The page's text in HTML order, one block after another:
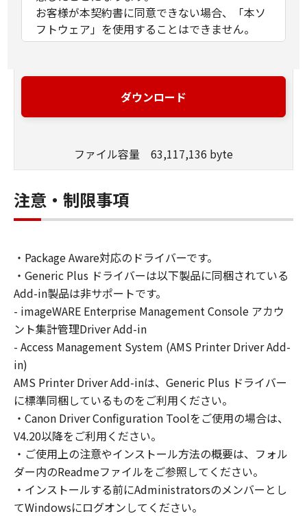
お客様が本契約書に同意できない場合、「本ソ
フトウェア」を使用することはできません。
(1) キヤノンは、お客様が「キヤノン製品」を利
用する目的のために、「キヤノン製品」に直接
（本契約書においては、「本ソフトウェア」を
ること、またはコンピューターにおいて表示す
ること、アクセスすること、もしくは実行する
ことのいずれも含むものとします。）するため
お客様は、また「指定機器」にネットワークを
通じて接続されたコンピューター上で、かかる
コンピューターの使用者に対して「本ソフトウ
ェア」を使用させることができますが、かかる
コンピューターの使用者に本契約書上の義務お
よび条件を遵守させるとともに、その履行に関
し全責任を負うことを条件とします。
(2) お客様は、上記(1)に基づいて「本ソフトウ
ェア」を使用するためのバックアップとして、
「本ソフトウェア」を１部、複製することがで
きます。
(3) 上記(1)および(2)に定める場合を除き、キヤ
ノンまたはキヤノンのライセンサーのいかなる
知的財産権も、明示たると黙示たるとを問わ
ず、本契約書によってお客様に譲渡あるいは許
諾されるものではありません。
ダウンロード
ファイル容量 63,117,136 byte
注意・制限事項
・Package Aware対応のドライバーです。
・Generic Plus ドライバーは以下製品に同梱されている
Add-in製品は非サポートです。
- imageWARE Enterprise Management Console アカウ
ント集計管理Driver Add-in
- Access Management System (AMS Printer Driver Add-
in)
AMS Printer Driver Add-inは、Generic Plus ドライバー
に標準同梱しているものをご利用ください。
・Canon Driver Configuration Toolをご使用の場合は、
V4.20以降をご利用ください。
・ご使用上の注意やインストール方法の概要は、フォル
ダー内のReadmeファイルをご参照してください。
・インストールする前にAdministratorsのメンバーとし
てWindowsにログオンしてください。